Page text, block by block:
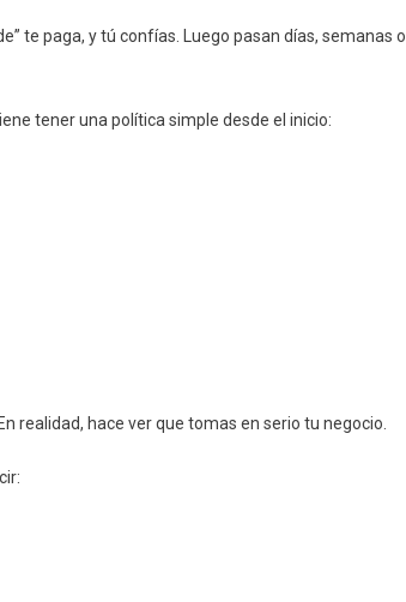
te paga, y tú confías. Luego pasan días, semanas o
tener una política simple desde el inicio:
realidad, hace ver que tomas en serio tu negocio.